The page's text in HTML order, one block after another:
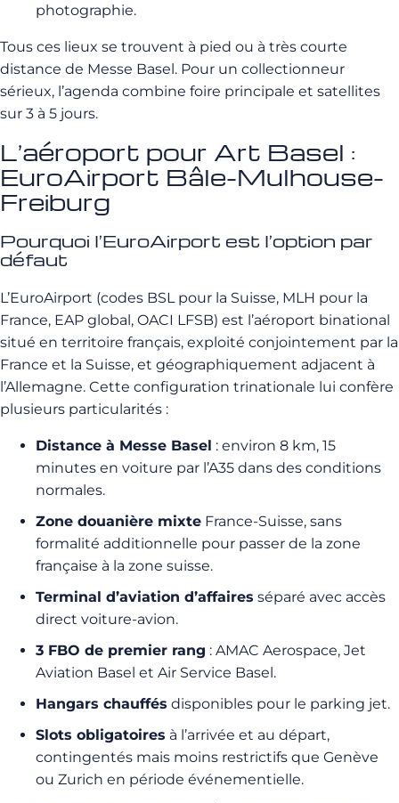
photographie.
Tous ces lieux se trouvent à pied ou à très courte
distance de Messe Basel. Pour un collectionneur
sérieux, l’agenda combine foire principale et satellites
sur 3 à 5 jours.
L’aéroport pour Art Basel :
EuroAirport Bâle-Mulhouse-
Freiburg
Pourquoi l’EuroAirport est l’option par
défaut
L’EuroAirport (codes BSL pour la Suisse, MLH pour la
France, EAP global, OACI LFSB) est l’aéroport binational
situé en territoire français, exploité conjointement par la
France et la Suisse, et géographiquement adjacent à
l’Allemagne. Cette configuration trinationale lui confère
plusieurs particularités :
Distance à Messe Basel : environ 8 km, 15
minutes en voiture par l’A35 dans des conditions
normales.
Zone douanière mixte France-Suisse, sans
formalité additionnelle pour passer de la zone
française à la zone suisse.
Terminal d’aviation d’affaires séparé avec accès
direct voiture-avion.
3 FBO de premier rang : AMAC Aerospace, Jet
Aviation Basel et Air Service Basel.
Hangars chauffés disponibles pour le parking jet.
Slots obligatoires à l’arrivée et au départ,
contingentés mais moins restrictifs que Genève
ou Zurich en période événementielle.